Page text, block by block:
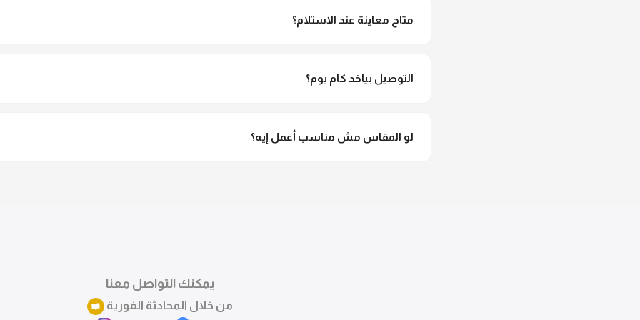
متاح معاينة عند الاستلام؟
التوصيل بياخد كام يوم؟
لو المقاس مش مناسب أعمل إيه؟
يمكنك التواصل معنا
من خلال المحادثة الفورية